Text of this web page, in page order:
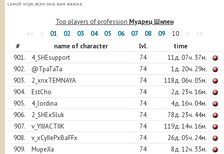
самой игре, если она вам важна.
Top players of profession Мудрец Шилен
<<
< 01 02 03 04 05 06 07 08 09 10 >
>>
#
name of character lvl.
time
901.
4_SHEsupport 74
11д. 07ч. 37м.
902.
@TpaTaTa 74
1д. 20ч. 29м.
903.
2_xnxTEMNAYA 74
118д. 06ч. 05м.
904.
EstCho 74
2д. 23ч. 16м.
905.
4_lordina 74
4д. 16ч. 04м.
906.
2_SHExSluk 74
78д. 23ч. 44м.
907.
v_YIIIACTIIK 74
119д. 14ч. 16м.
908.
v_xCyIIePxBaFFx 74
26д. 05ч. 24м.
909.
MupeJIa 74
8д. 12ч. 33м.